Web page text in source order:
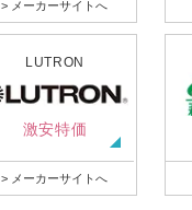
> メーカーサイトへ
LUTRON
激安特価
> メーカーサイトへ